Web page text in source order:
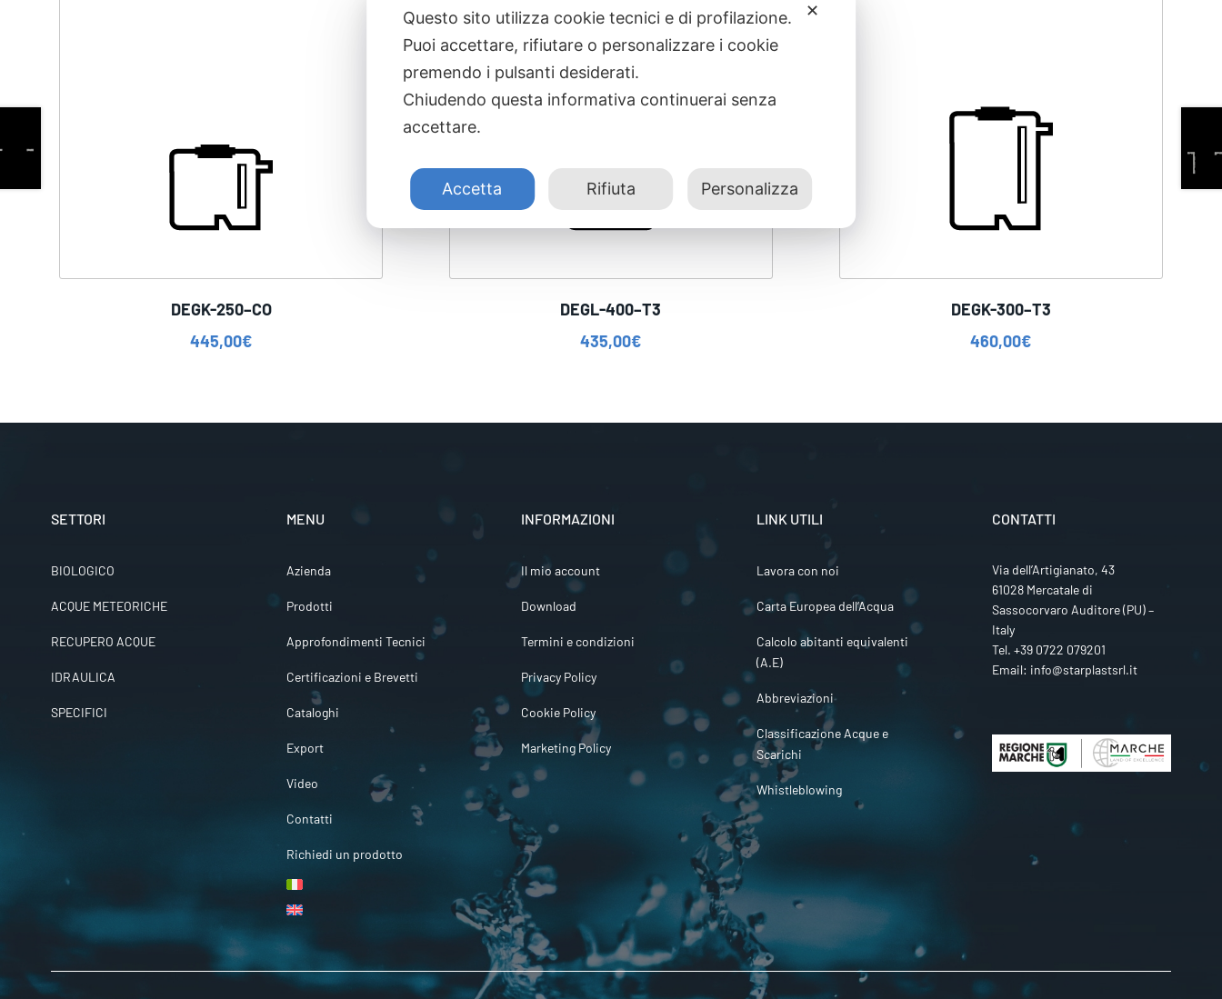
DEGK-250–CO
445,00€
DEGL-400–T3
435,00€
DEGK-300–T3
460,00€
SETTORI
BIOLOGICO
ACQUE METEORICHE
RECUPERO ACQUE
IDRAULICA
SPECIFICI
MENU
Azienda
Prodotti
Approfondimenti Tecnici
Certificazioni e Brevetti
Cataloghi
Export
Video
Contatti
Richiedi un prodotto
INFORMAZIONI
Il mio account
Download
Termini e condizioni
Privacy Policy
Cookie Policy
Marketing Policy
LINK UTILI
Lavora con noi
Carta Europea dell’Acqua
Calcolo abitanti equivalenti
(A.E)
Abbreviazioni
Classificazione Acque e
Scarichi
Whistleblowing
CONTATTI
Via dell’Artigianato, 43
61028 Mercatale di
Sassocorvaro Auditore (PU) –
Italy
Tel. +39 0722 079201
Email: info@starplastsrl.it
✕
Questo sito utilizza cookie tecnici e di profilazione.
Puoi accettare, rifiutare o personalizzare i cookie
premendo i pulsanti desiderati.
Chiudendo questa informativa continuerai senza
accettare.
Accetta Rifiuta Personalizza